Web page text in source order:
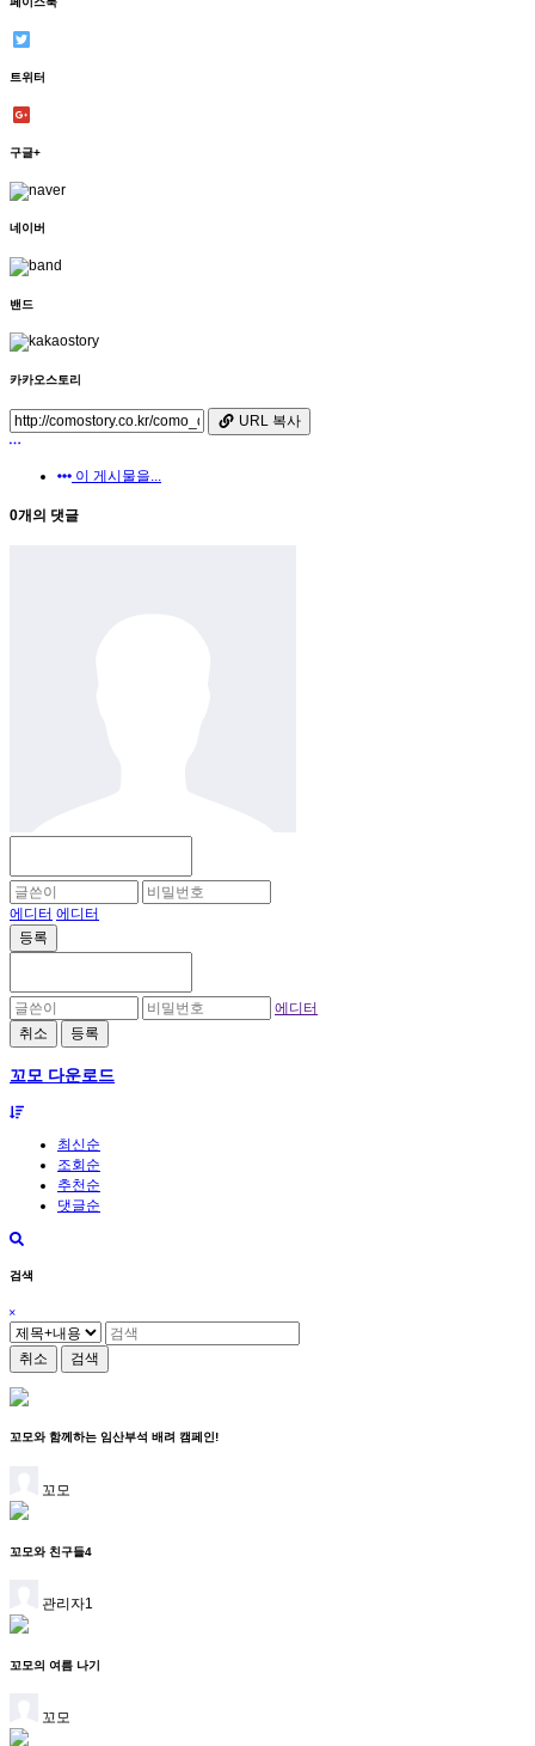
트위터
구글+
네이버
밴드
카카오스토리
URL 복사
이 게시물을...
0개의 댓글
에디터 에디터
등록
에디터
취소
등록
꼬모 다운로드
최신순
조회순
추천순
댓글순
검색
취소 검색
꼬모와 함께하는 임산부석 배려 캠페인!
꼬모
꼬모와 친구들4
관리자1
꼬모의 여름 나기
꼬모